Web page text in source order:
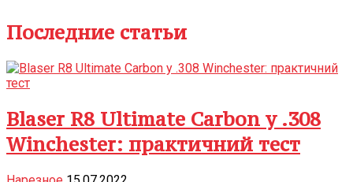
Последние статьи
Blaser R8 Ultimate Carbon у .308
Winchester: практичний тест